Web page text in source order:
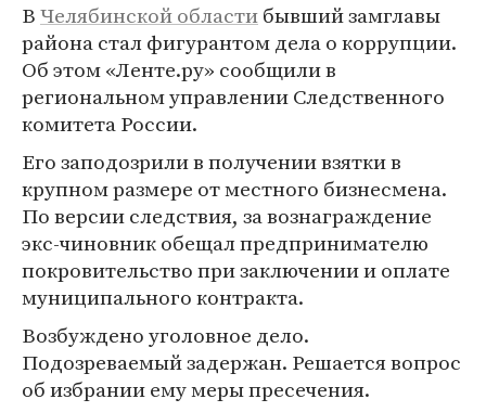
ВЧелябинской областибывший замглавы
района стал фигурантом дела о коррупции.
Об этом «Ленте.ру» сообщили в
региональном управлении Следственного
комитета России.
Его заподозрили в получении взятки в
крупном размере от местного бизнесмена.
По версии следствия, за вознаграждение
экс-чиновник обещал предпринимателю
покровительство при заключении и оплате
муниципального контракта.
Возбуждено уголовное дело.
Подозреваемый задержан. Решается вопрос
об избрании ему меры пресечения.